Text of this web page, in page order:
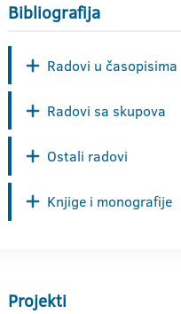
Bibliografija
Radovi u časopisima
Radovi sa skupova
Ostali radovi
Knjige i monografije
Projekti